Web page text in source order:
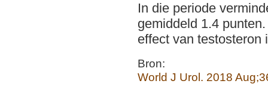
In die periode
gemiddeld 1.4
effect van testosteron
Bron:
World J Urol. 2018